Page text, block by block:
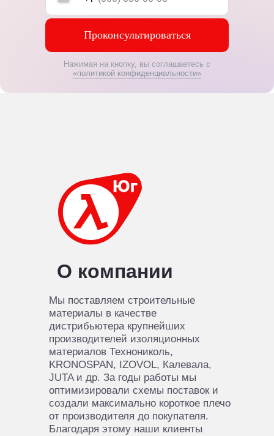
Проконсультироваться
Нажимая на кнопку, вы соглашаетесь с
«политикой конфиденциальности»
О компании
Мы поставляем строительные
материалы в качестве
дистрибьютера крупнейших
производителей изоляционных
материалов Технониколь,
KRONOSPAN, IZOVOL, Калевала,
JUTA и др. За годы работы мы
оптимизировали схемы поставок и
создали максимально короткое плечо
от производителя до покупателя.
Благодаря этому наши клиенты